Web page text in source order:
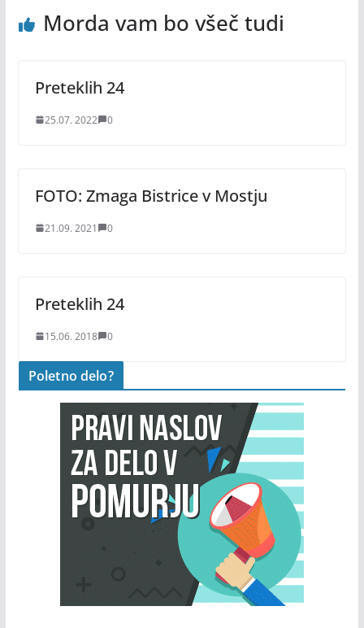
Morda vam bo všeč tudi
Preteklih 24
25.07. 2022 0
FOTO: Zmaga Bistrice v Mostju
21.09. 2021 0
Preteklih 24
15.06. 2018 0
Poletno delo?